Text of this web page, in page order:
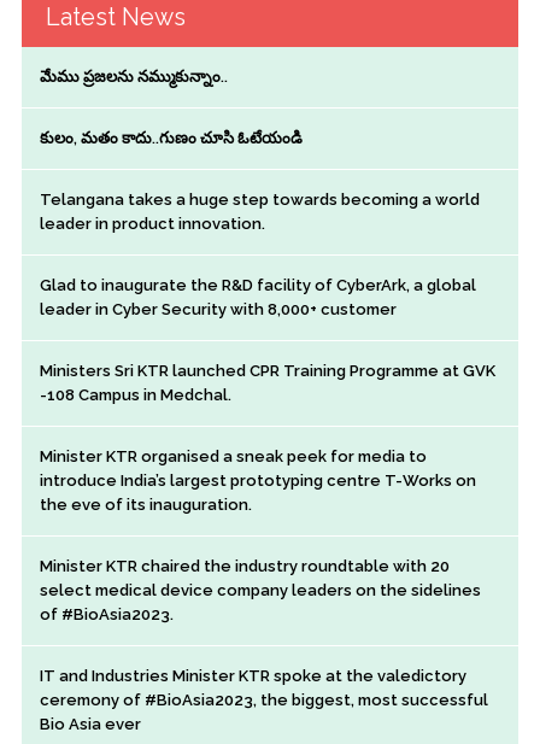
Latest News
మేము ప్రజలను నమ్ముకున్నాం..
కులం, మతం కాదు..గుణం చూసి ఓటేయండి
Telangana takes a huge step towards becoming a world
leader in product innovation.
Glad to inaugurate the R&D facility of CyberArk, a global
leader in Cyber Security with 8,000+ customer
Ministers Sri KTR launched CPR Training Programme at GVK
-108 Campus in Medchal.
Minister KTR organised a sneak peek for media to
introduce India’s largest prototyping centre T-Works on
the eve of its inauguration.
Minister KTR chaired the industry roundtable with 20
select medical device company leaders on the sidelines
of #BioAsia2023.
IT and Industries Minister KTR spoke at the valedictory
ceremony of #BioAsia2023, the biggest, most successful
Bio Asia ever